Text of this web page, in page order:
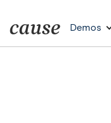
Demos